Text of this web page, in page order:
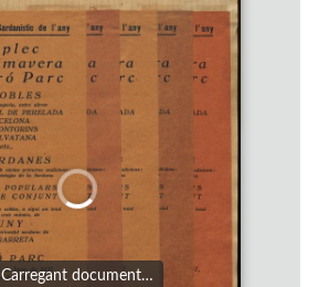
Carregant document…